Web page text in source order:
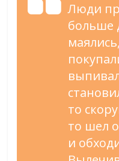
Люди
больше
то
то шел
и